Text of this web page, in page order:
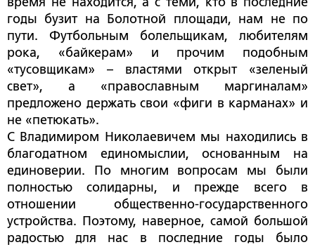
годы бузит на Болотной площади, нам не по
пути. Футбольным болельщикам, любителям
рока, «байкерам» и прочим подобным
«тусовщикам» – властями открыт «зеленый
свет», а «православным маргиналам»
предложено держать свои «фиги в карманах» и
не «петюкать».
С Владимиром Николаевичем мы находились в
благодатном единомыслии, основанным на
единоверии. По многим вопросам мы были
полностью солидарны, и прежде всего в
отношении общественно-государственного
устройства. Поэтому, наверное, самой большой
радостью для нас в последние годы было